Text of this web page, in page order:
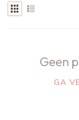
Geen
GA